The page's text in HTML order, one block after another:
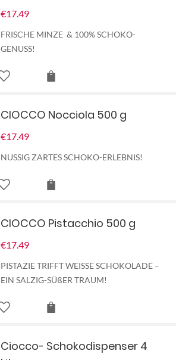
€17.49
FRISCHE MINZE & 100% SCHOKO-
GENUSS!
CIOCCO Nocciola 500 g
€17.49
NUSSIG ZARTES SCHOKO-ERLEBNIS!
CIOCCO Pistacchio 500 g
€17.49
PISTAZIE TRIFFT WEISSE SCHOKOLADE –
EIN SALZIG-SÜßER TRAUM!
Ciocco- Schokodispenser 4